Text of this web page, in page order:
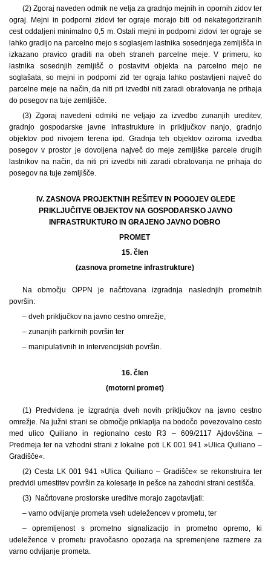
(2) Zgoraj naveden odmik ne velja za gradnjo mejnih in opornih zidov ter
ograj. Mejni in podporni zidovi ter ograje morajo biti od nekategoriziranih
cest oddaljeni minimalno 0,5 m. Ostali mejni in podporni zidovi ter ograje se
lahko gradijo na parcelno mejo s soglasjem lastnika sosednjega zemljišča in
izkazano pravico graditi na obeh straneh parcelne meje. V primeru, ko
lastnika sosednjih zemljišč o postavitvi objekta na parcelno mejo ne
soglašata, so mejni in podporni zid ter ograja lahko postavljeni največ do
parcelne meje na način, da niti pri izvedbi niti zaradi obratovanja ne prihaja
do posegov na tuje zemljišče.
(3) Zgoraj navedeni odmiki ne veljajo za izvedbo zunanjih ureditev,
gradnjo gospodarske javne infrastrukture in priključkov nanjo, gradnjo
objektov pod nivojem terena ipd. Gradnja teh objektov oziroma izvedba
posegov v prostor je dovoljena največ do meje zemljiške parcele drugih
lastnikov na način, da niti pri izvedbi niti zaradi obratovanja ne prihaja do
posegov na tuje zemljišče.
IV. ZASNOVA PROJEKTNIH REŠITEV IN POGOJEV GLEDE
PRIKLJUČITVE OBJEKTOV NA GOSPODARSKO JAVNO
INFRASTRUKTURO IN GRAJENO JAVNO DOBRO
PROMET
15. člen
(zasnova prometne infrastrukture)
Na območju OPPN je načrtovana izgradnja naslednjih prometnih
površin:
– dveh priključkov na javno cestno omrežje,
– zunanjih parkirnih površin ter
– manipulativnih in intervencijskih površin.
16. člen
(motorni promet)
(1) Predvidena je izgradnja dveh novih priključkov na javno cestno
omrežje. Na južni strani se območje priklaplja na bodočo povezovalno cesto
med ulico Quiliano in regionalno cesto R3 – 609/2117 Ajdovščina –
Predmeja ter na vzhodni strani z lokalne poti LK 001 941 »Ulica Quiliano –
Gradišče«.
(2) Cesta LK 001 941 »Ulica Quiliano – Gradišče« se rekonstruira ter
predvidi umestitev površin za kolesarje in pešce na zahodni strani cestišča.
(3) Načrtovane prostorske ureditve morajo zagotavljati:
– varno odvijanje prometa vseh udeležencev v prometu, ter
– opremljenost s prometno signalizacijo in prometno opremo, ki
udeležence v prometu pravočasno opozarja na spremenjene razmere za
varno odvijanje prometa.